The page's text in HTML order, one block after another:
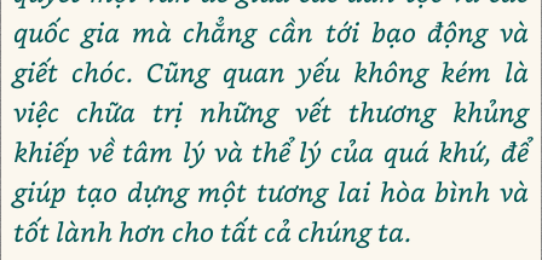
quốc gia mà chẳng cần tới bạo động và
giết chóc. Cũng quan yếu không kém là
việc chữa trị những vết thương khủng
khiếp về tâm lý và thể lý của quá khứ, để
giúp tạo dựng một tương lai hòa bình và
tốt lành hơn cho tất cả chúng ta.